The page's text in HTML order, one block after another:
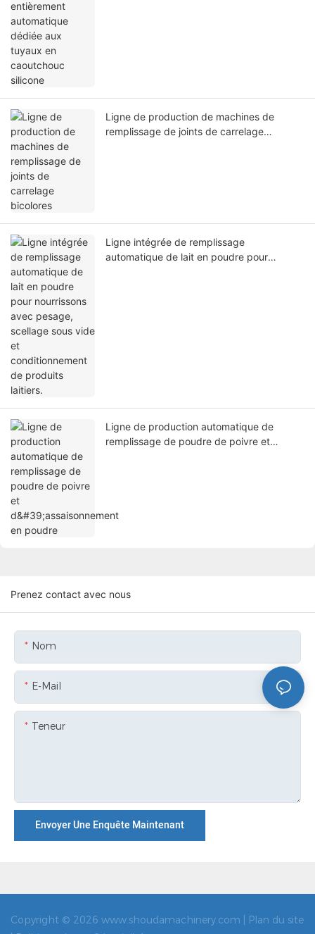
Ligne de production de machines de
remplissage de joints de carrelage
Ligne intégrée de remplissage
automatique de lait en poudre pour
Ligne de production automatique de
remplissage de poudre de poivre et
Prenez contact avec nous
Nom
E-Mail
Teneur
Envoyer Une Enquête Maintenant
Copyright © 2026 www.shoudamachinery.com |
Plan du site